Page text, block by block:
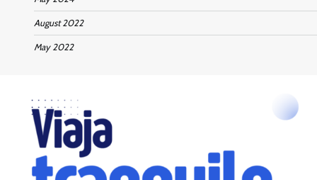
August 2022
May 2022